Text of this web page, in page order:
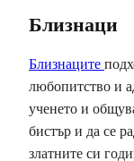
Близнаци
Близнаците
любопитство и
ученето и
бистър и да се
златните си